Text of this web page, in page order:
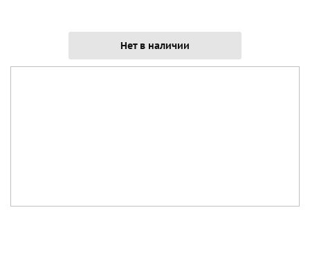
Нет в наличии